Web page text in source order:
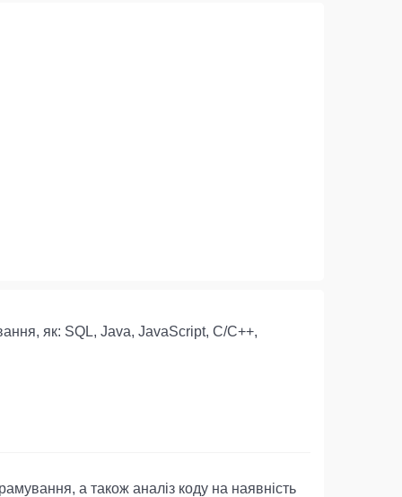
як: SQL, Java, JavaScript, C/C++,
а також аналіз коду на наявність